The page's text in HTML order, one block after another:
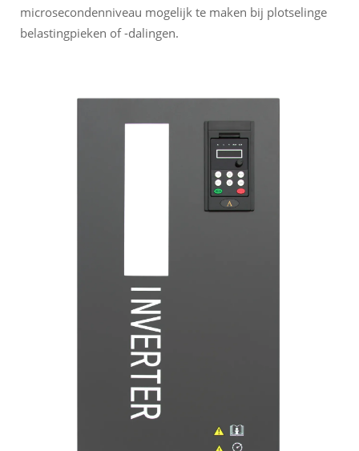
microsecondenniveau mogelijk te maken bij plotselinge
belastingpieken of -dalingen.